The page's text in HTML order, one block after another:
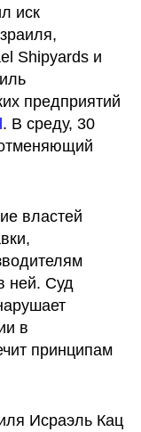
иск
Shipyards и
. В среду, 30
властей
ней. Суд
в
принципам
Исраэль Кац